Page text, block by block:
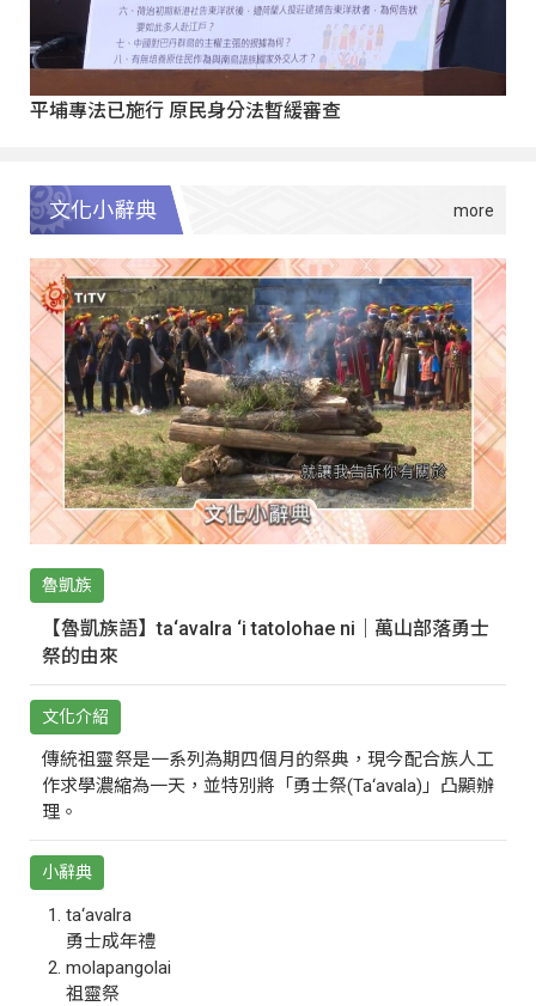
平埔專法已施行 原民身分法暫緩審查
文化小辭典
魯凱族
【魯凱族語】ta‘avalra ‘i tatolohae ni｜萬山部落勇士
祭的由來
文化介紹
傳統祖靈祭是一系列為期四個月的祭典，現今配合族人工
作求學濃縮為一天，並特別將「勇士祭(Ta‘avala)」凸顯辦
理。
小辭典
ta‘avalra
勇士成年禮
molapangolai
祖靈祭